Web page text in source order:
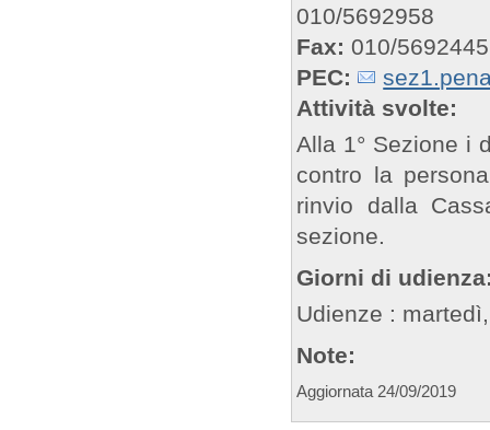
010/5692958
Fax:010/5692445
PEC:
Attività svolte:
Alla 1° Sezione i
contro la
rinvio dalla
sezione.
Giorni di
Udienze :
Note:
Aggiornata 24/09/2019